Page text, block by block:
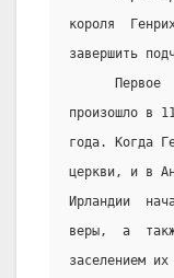
короля
завершить
Первое
произошло в
года. Когда
церкви, и в
Ирландии
веры,  а
заселением